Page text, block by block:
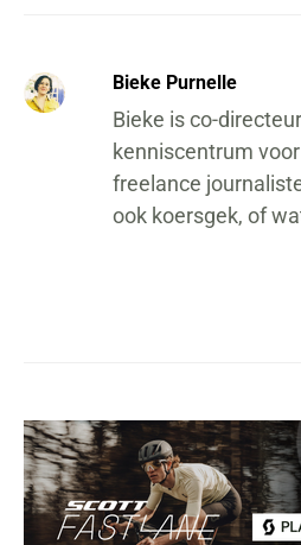
Bieke Purnelle
Bieke is co-
kenniscentrum
freelance
ook koersgek, of